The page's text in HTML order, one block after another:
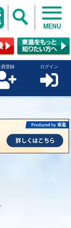
MENU
員登録 ログイン